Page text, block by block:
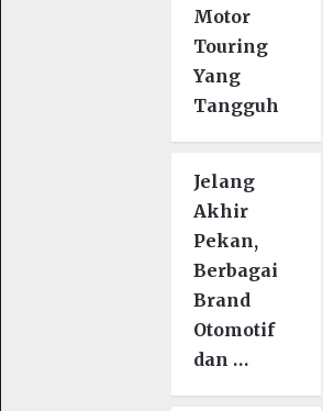
Motor
Touring
Yang
Tangguh
Jelang
Akhir
Pekan,
Berbagai
Brand
Otomotif
dan …